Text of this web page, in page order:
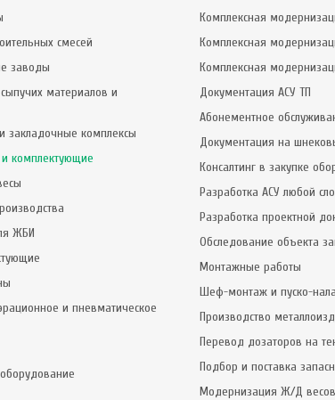
смесей
заводы
материалов и
закладочные комплексы
и комплектующие
ЖБИ
и пневматическое
Комплексная
Комплексная
Комплексная
Документация АСУ ТП
Абонементное
Документация на
Консалтинг в закупке
Разработка АСУ любой
Разработка проектной
Обследование объекта
Монтажные работы
Шеф-монтаж и пуско-
Производство
Перевод дозаторов на
Подбор и поставка
Модернизация Ж/Д весов